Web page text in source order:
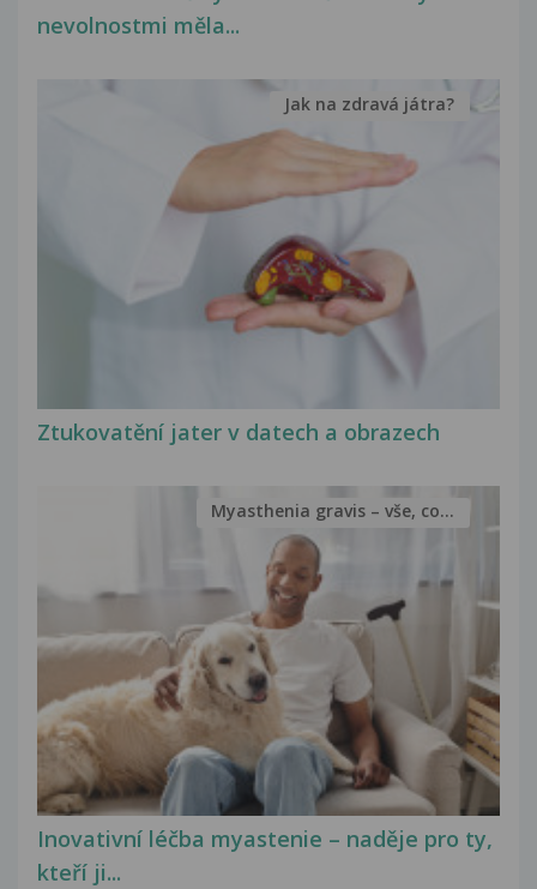
nevolnostmi měla...
Ztukovatění jater v datech a obrazech
Jak na zdravá játra?
Inovativní léčba myastenie – naděje pro ty,
kteří ji...
Myasthenia gravis – vše, co...